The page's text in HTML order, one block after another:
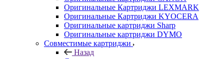
Оригинальные Картриджи LEXMARK
Оригинальные Картриджи KYOCERA
Оригинальные картриджи Sharp
Оригинальные картриджи DYMO
Совместимые картриджи
Назад